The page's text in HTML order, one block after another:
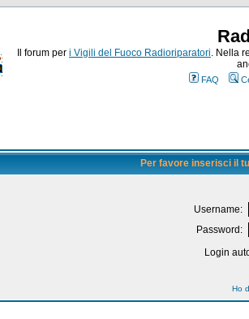
Il forum per i Vigili del Fuoco Radioriparatori. Nella
FAQ
Per favore inserisci il
Username:
Password:
Login
Ho